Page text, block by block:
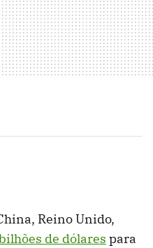
Reino Unido,
de dólares para